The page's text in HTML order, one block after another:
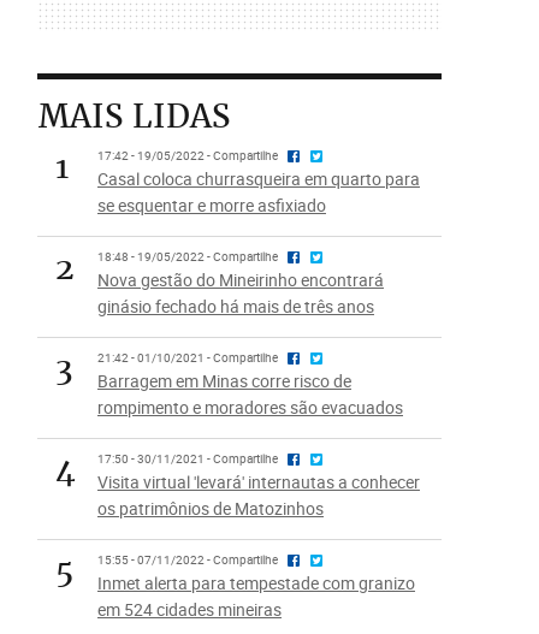
MAIS LIDAS
1
17:42 - 19/05/2022 - Compartilhe
Casal coloca churrasqueira em quarto para
se esquentar e morre asfixiado
2 18:48 - 19/05/2022 - Compartilhe
Nova gestão do Mineirinho encontrará
ginásio fechado há mais de três anos
3 21:42 - 01/10/2021 - Compartilhe
Barragem em Minas corre risco de
rompimento e moradores são evacuados
4 17:50 - 30/11/2021 - Compartilhe
Visita virtual 'levará' internautas a conhecer
os patrimônios de Matozinhos
5 15:55 - 07/11/2022 - Compartilhe
Inmet alerta para tempestade com granizo
em 524 cidades mineiras